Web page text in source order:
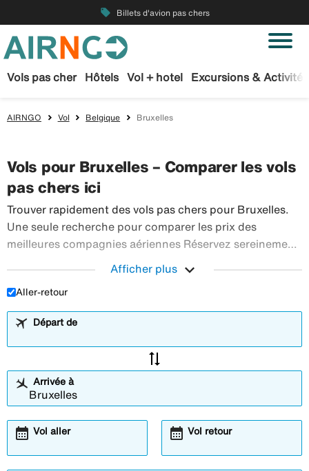
local_offer Billets d'avion pas chers
Vols pas cher Hôtels Vol + hotel Excursions & Activités
AIRNGO Vol Belgique Bruxelles
Vols pour Bruxelles – Comparer les vols
pas chers ici
Trouver rapidement des vols pas chers pour Bruxelles.
Une seule recherche pour comparer les prix des
meilleures compagnies aériennes Réservez sereinement
étendue de voyages en avion à destination du monde
entier.Trouver rapidement des vols pas chers pour
Afficher plus expand_more
Aller-retour
Départ de
sync_alt
Arrivée à
Vol aller
calendar_month Vol retour
calendar_month